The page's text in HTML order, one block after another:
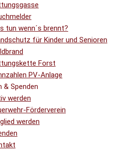
tun wenn´s brennt?
für Kinder und Senioren
Forst
PV-Anlage
& Spenden
werden
Förderverein
werden